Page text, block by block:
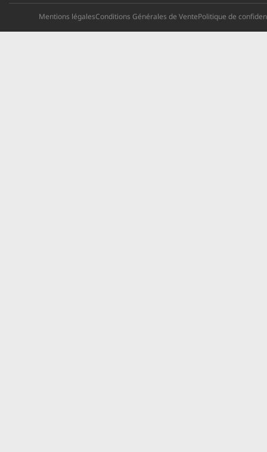
Mentions légalesConditions Générales de VentePolitique de